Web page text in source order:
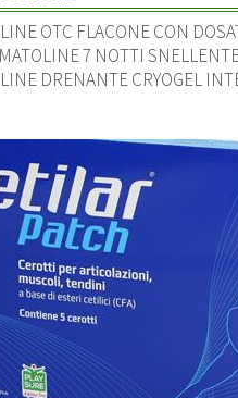
OTC FLACONE CON
7 NOTTI
DRENANTE CRYOGEL